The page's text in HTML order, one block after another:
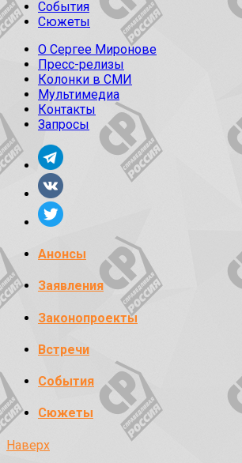
События
Сюжеты
О Сергее Миронове
Пресс-релизы
Колонки в СМИ
Мультимедиа
Контакты
Запросы
Анонсы
Заявления
Законопроекты
Встречи
События
Сюжеты
Наверх